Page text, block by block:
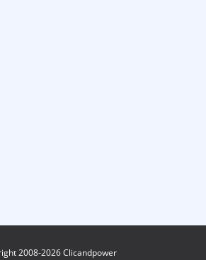
2008-2026 Clicandpower